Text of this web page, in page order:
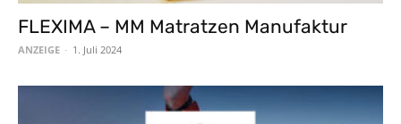
FLEXIMA – MM Matratzen Manufaktur
ANZEIGE - 1. Juli 2024